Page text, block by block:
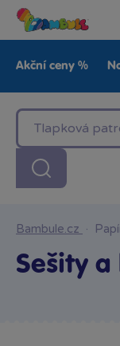
Akční ceny %
LEGO®
Baby Značky
Bambule.cz ·
Sešity a